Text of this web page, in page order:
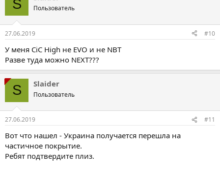
S Пользователь
27.06.2019 #10
У меня CiC High не EVO и не NBT
Разве туда можно NEXT???
S Slaider
Пользователь
27.06.2019 #11
Вот что нашел - Украина получается перешла на
частичное покрытие.
Ребят подтвердите плиз.